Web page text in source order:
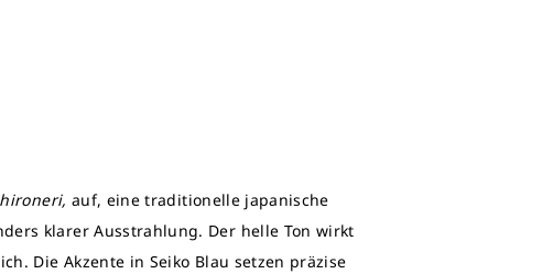
auf, eine traditionelle japanische
klarer Ausstrahlung. Der helle Ton wirkt
Die Akzente in Seiko Blau setzen präzise